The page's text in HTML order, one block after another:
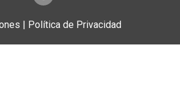
| Política de Privacidad